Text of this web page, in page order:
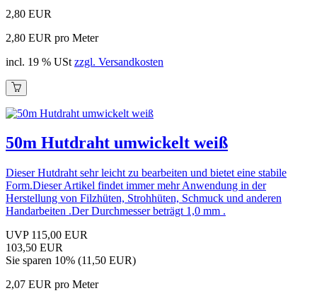
2,80 EUR
2,80 EUR pro Meter
incl. 19 % USt zzgl. Versandkosten
50m Hutdraht umwickelt weiß
Dieser Hutdraht sehr leicht zu bearbeiten und bietet eine stabile
Form.Dieser Artikel findet immer mehr Anwendung in der
Herstellung von Filzhüten, Strohhüten, Schmuck und anderen
Handarbeiten .Der Durchmesser beträgt 1,0 mm .
UVP 115,00 EUR
103,50 EUR
Sie sparen 10% (11,50 EUR)
2,07 EUR pro Meter